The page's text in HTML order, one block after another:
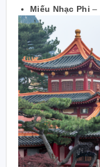
Miếu Nhạc Phi –